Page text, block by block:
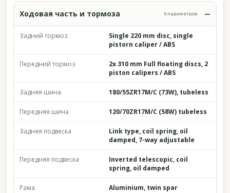
Ходовая часть и тормоза 9 параметров
Задний тормоз
Single 220 mm disc, single
pistorn caliper / ABS
Передний тормоз
2x 310 mm Full floating discs, 2
piston calipers / ABS
Задняя шина 180/55ZR17M/C (73W), tubeless
Передняя шина 120/70ZR17M/C (58W) tubeless
Задняя подвеска
Link type, coil spring, oil
damped, 7-way adjustable
Передняя подвеска
Inverted telescopic, coil
spring, oil damped
Рама Aluminium, twin spar